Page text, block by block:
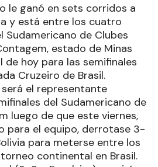
le ganó en sets corridos a
y está entre los cuatro
Sudamericano de Clubes
estado de Minas
de hoy para las semifinales
Cruzeiro de Brasil.
el representante
del Sudamericano de
luego de que este viernes,
para el equipo, derrotase 3-
para meterse entre los
continental en Brasil.